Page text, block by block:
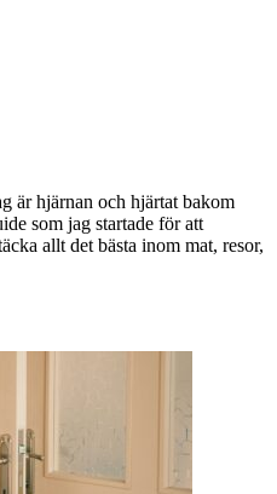
är hjärnan och hjärtat bakom
som jag startade för att
allt det bästa inom mat, resor,